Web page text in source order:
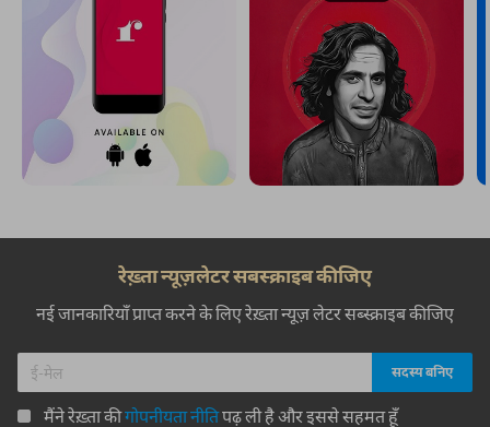
रेख़्ता न्यूज़लेटर सबस्क्राइब कीजिए
नई जानकारियाँ प्राप्त करने के लिए रेख़्ता न्यूज़ लेटर सब्स्क्राइब कीजिए
मैंने रेख़्ता कीगोपनीयता नीतिपढ़ ली है और इससे सहमत हूँ